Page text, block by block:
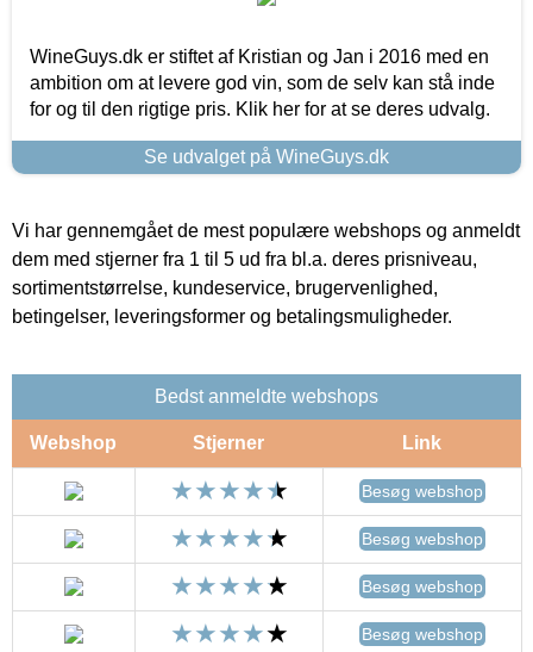
WineGuys.dk er stiftet af Kristian og Jan i 2016 med en
ambition om at levere god vin, som de selv kan stå inde
for og til den rigtige pris. Klik her for at se deres udvalg.
Se udvalget på WineGuys.dk
Vi har gennemgået de mest populære webshops og anmeldt
dem med stjerner fra 1 til 5 ud fra bl.a. deres prisniveau,
sortimentstørrelse, kundeservice, brugervenlighed,
betingelser, leveringsformer og betalingsmuligheder.
Bedst anmeldte webshops
Webshop Stjerner Link
Besøg webshop
Besøg webshop
Besøg webshop
Besøg webshop